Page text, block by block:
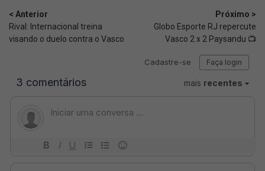
< Anterior
Rival: Internacional treina
visando o duelo contra o Vasco
Próximo >
Globo Esporte RJ repercute
Vasco 2 x 2 Paysandu 📺